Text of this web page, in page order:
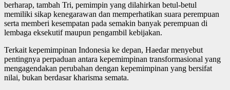
berharap, tambah Tri, pemimpin yang dilahirkan betul-betul
memiliki sikap kenegarawan dan memperhatikan suara perempuan
serta memberi kesempatan pada semakin banyak perempuan di
lembaga eksekutif maupun pengambil kebijakan.
Terkait kepemimpinan Indonesia ke depan, Haedar menyebut
pentingnya perpaduan antara kepemimpinan transformasional yang
mengagendakan perubahan dengan kepemimpinan yang bersifat
nilai, bukan berdasar kharisma semata.